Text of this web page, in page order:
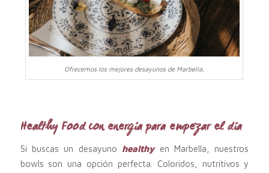
Ofrecemos los mejores desayunos de Marbella.
Healthy Food con energía para empezar el día
Si buscas un desayuno healthyen Marbella, nuestros
bowls son una opción perfecta. Coloridos, nutritivos y